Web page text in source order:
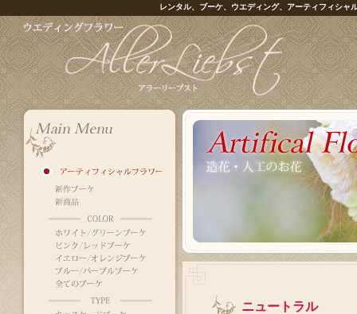
レンタル、ブーケ、ウエディング、アーティフィシャ
ニュートラル